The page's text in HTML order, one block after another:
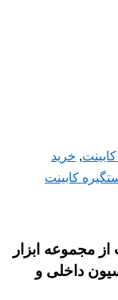
کابینت, خرید
کابینت
مجموعه ابزار
داخلی و